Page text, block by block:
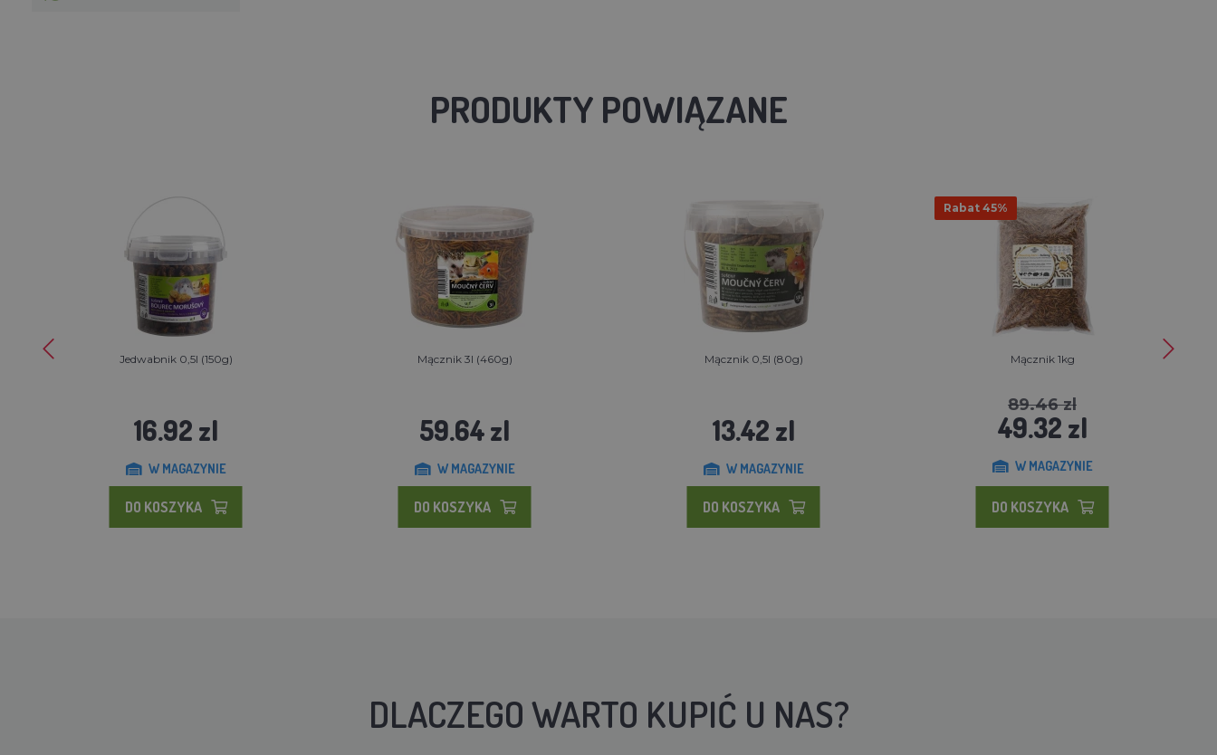
PRODUKTY POWIĄZANE
Jedwabnik 0,5l (150g)
16.92 zl
W MAGAZYNIE
DO KOSZYKA
Mącznik 3l (460g)
59.64 zl
W MAGAZYNIE
DO KOSZYKA
Mącznik 0,5l (80g)
13.42 zl
W MAGAZYNIE
DO KOSZYKA
Rabat 45%
Mącznik 1kg
89.46 zl
49.32 zl
W MAGAZYNIE
DO KOSZYKA
DLACZEGO WARTO KUPIĆ U NAS?